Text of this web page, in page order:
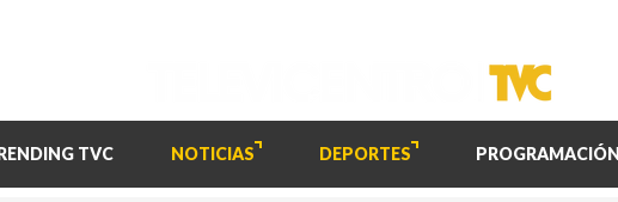
TVC NOTICIAS DEPORTES PROGRAMACIÓN